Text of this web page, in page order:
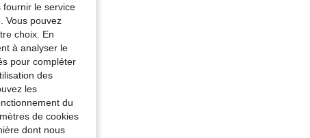
fournir le service
Vous pouvez
choix. En
à analyser le
pour compléter
des
les
du
de cookies
dont nous